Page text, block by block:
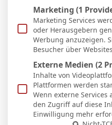
Nico Schlotterbeck nach
„Der VfB drückte uns
Marketing (1
Marketing Services
oder Herausgebern
Werbung anzuzeigen.
Besucher über
Externe Medien (2
Inhalte von
Plattformen werden
Wenn externe
den Zugriff auf diese
Einwilligung mehr